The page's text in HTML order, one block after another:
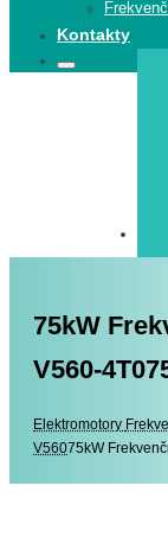
Kontakty
Search
Search
75kW
V560-
Elektromotory
V56075kW